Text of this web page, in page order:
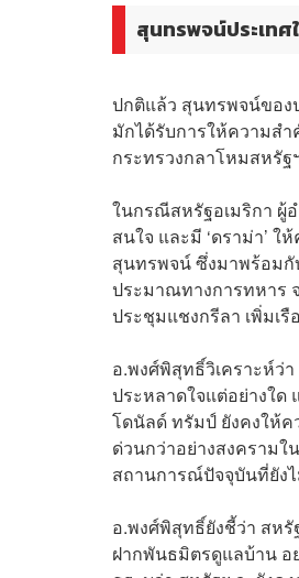
สุนทรพจน์ประเทศ
ปกติแล้ว สุนทรพจน์ของ
มักได้รับการให้ความส
กระทรวงกลาโหมสหรั
ในกรณีสหรัฐอเมริกา ผู้
สนใจ และมี ‘ดราม่า’
สุนทรพจน์ ซึ่งมาพร้อมกั
ประมาณทางการทหาร
ประชุมแชงกรีลา เพิ่มเ
อ.พงศ์พิสุทธิ์วิเคราะห์ว่
ประหลาดใจแต่อย่างใด
โดนัลด์ ทรัมป์ ยังคงให้ค
ด่วนกว่าอย่างสงคราม
สถานการณ์ปัจจุบันที่ยัง
อ.พงศ์พิสุทธิ์ยังชี้ว่า สห
ฝากพันธมิตรดูแลบ้าน อ